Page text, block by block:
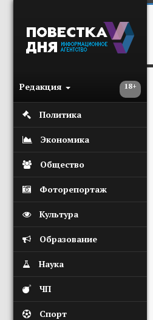
18+
Редакция
Политика
Экономика
Общество
Фоторепортаж
Культура
Образование
Наука
ЧП
Спорт